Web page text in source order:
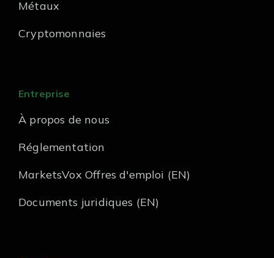
Métaux
Cryptomonnaies
Entreprise
À propos de nous
Réglementation
MarketsVox Offres d'emploi (EN)
Documents juridiques (EN)